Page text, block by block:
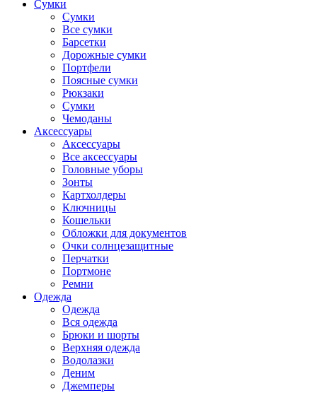
Сумки
Сумки
Все сумки
Барсетки
Дорожные сумки
Портфели
Поясные сумки
Рюкзаки
Сумки
Чемоданы
Аксессуары
Аксессуары
Все аксессуары
Головные уборы
Зонты
Картхолдеры
Ключницы
Кошельки
Обложки для документов
Очки солнцезащитные
Перчатки
Портмоне
Ремни
Одежда
Одежда
Вся одежда
Брюки и шорты
Верхняя одежда
Водолазки
Деним
Джемперы